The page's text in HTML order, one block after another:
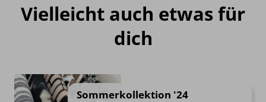
Vielleicht auch etwas für
dich
Sommerkollektion '24